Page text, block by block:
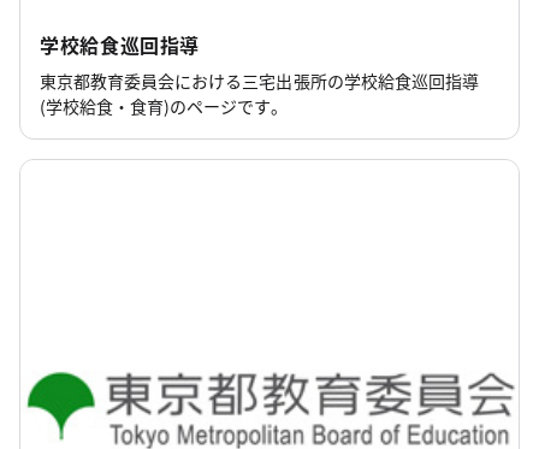
学校給食巡回指導
東京都教育委員会における三宅出張所の学校給食巡回指導
(学校給食・食育)のページです。